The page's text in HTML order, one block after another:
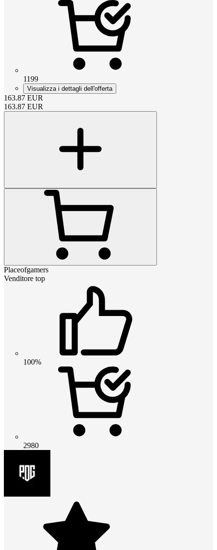
1199
Visualizza i dettagli dell'offerta
163.87 EUR
163.87 EUR
Placeofgamers
Venditore top
100%
2980